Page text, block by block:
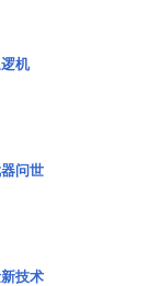
机
问世
技术